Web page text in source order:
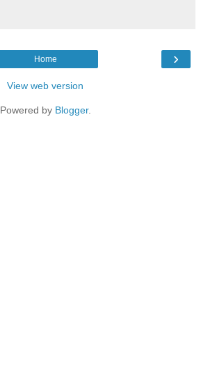
›
Home
View web version
Powered by Blogger.